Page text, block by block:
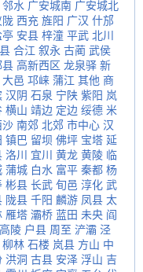
邻水 广安城南 广安城北
陇 西充 旌阳 广汉 什邡
亭 安县 梓潼 平武 北川
合江 叙永 古蔺 武侯
县 高新西区 龙泉驿 新
大邑 邛崃 蒲江 其他 商
汉阴 石泉 宁陕 紫阳 岚
横山 靖边 定边 绥德 米
沙 南郊 北郊 市中心 汉
镇巴 留坝 佛坪 宝塔 延
洛川 宜川 黄龙 黄陵 临
蒲城 白水 富平 秦都 杨
彬县 长武 旬邑 淳化 武
陇县 千阳 麟游 凤县 太
雁塔 灞桥 蓝田 未央 阎
高陵 户县 周至 浐灞 泾
柳林 石楼 岚县 方山 中
洪洞 古县 安泽 浮山 吉